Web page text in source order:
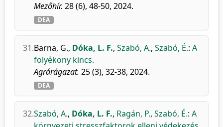
Mezőhír. 28 (6), 48-50, 2024.
DEA
31.Barna, G., Dóka, L. F., Szabó, A., Szabó, É.: A
folyékony kincs.
Agrárágazat. 25 (3), 32-38, 2024.
DEA
32.Szabó, A., Dóka, L. F., Ragán, P., Szabó, É.: A